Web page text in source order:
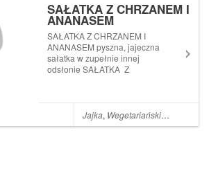
SAŁATKA Z CHRZANEM I
ANANASEM
SAŁATKA Z CHRZANEM I
ANANASEM pyszna, jajeczna
sałatka w zupełnie innej
odsłonie SAŁATKA Z
ugotowanych na twardo 150 g
sera żółtego 5 łyżek
Jajka, Wegetariańskie ,